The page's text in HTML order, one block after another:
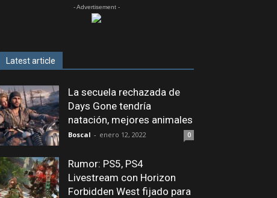
- Advertisement -
Latest article
La secuela rechazada de
Days Gone tendría
natación, mejores animales
Boscal - enero 12, 2022 0
Rumor: PS5, PS4
Livestream con Horizon
Forbidden West fijado para